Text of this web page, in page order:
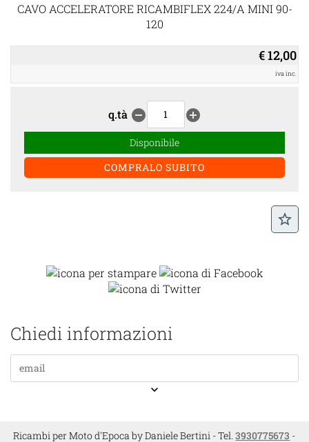
CAVO ACCELERATORE RICAMBIFLEX 224/A MINI 90-
120
€ 12,00
iva inc.
q.tà remove_circle add_circle
Disponibile
star_border
Chiedi informazioni
keyboard_arrow_down
Ricambi per Moto d'Epoca by Daniele Bertini - Tel.3930775673 -